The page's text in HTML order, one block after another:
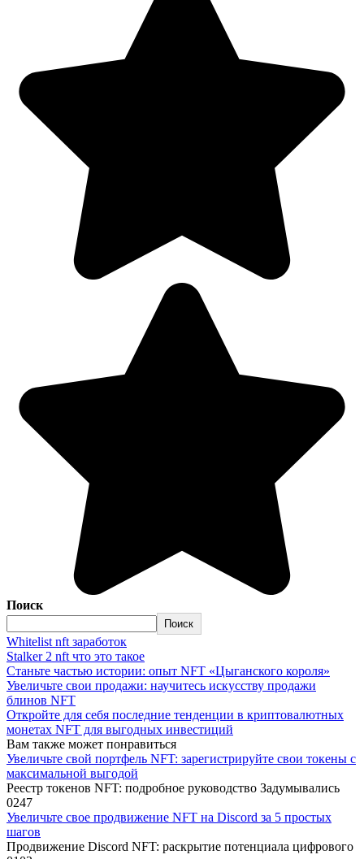
Поиск
Поиск
Whitelist nft заработок
Stalker 2 nft что это такое
Станьте частью истории: опыт NFT «Цыганского короля»
Увеличьте свои продажи: научитесь искусству продажи
блинов NFT
Откройте для себя последние тенденции в криптовалютных
монетах NFT для выгодных инвестиций
Вам также может понравиться
Увеличьте свой портфель NFT: зарегистрируйте свои токены с
максимальной выгодой
Реестр токенов NFT: подробное руководство Задумывались
0247
Увеличьте свое продвижение NFT на Discord за 5 простых
шагов
Продвижение Discord NFT: раскрытие потенциала цифрового